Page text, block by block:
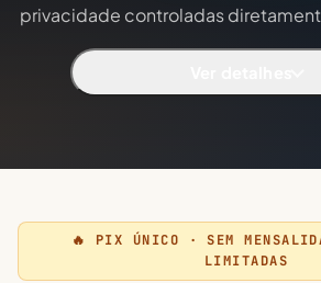
privacidade controladas
🔥 PIX ÚNICO · SEM
LIMITADAS